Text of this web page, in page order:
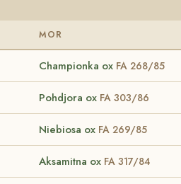
MOR
Championka ox FA 268/85
Pohdjora ox FA 303/86
Niebiosa ox FA 269/85
Aksamitna ox FA 317/84